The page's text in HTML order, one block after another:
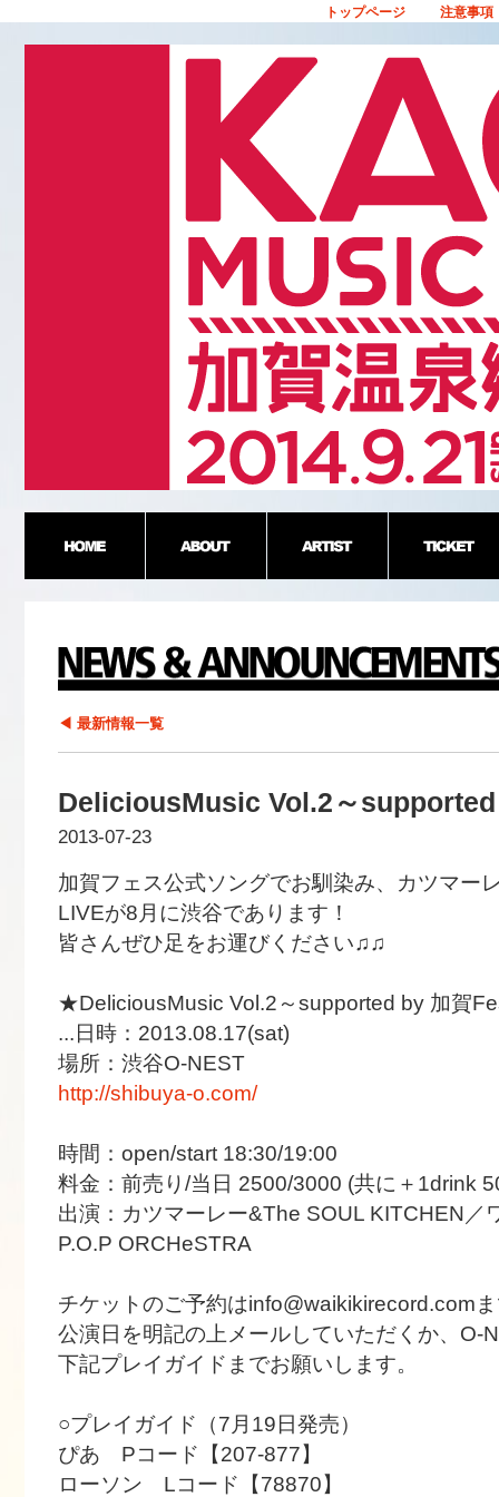
トップページ 注意事項
◀ 最新情報一覧
DeliciousMusic Vol.2～
2013-07-23
加賀フェス公式ソングでお馴染み、カツマー
LIVEが8月に渋谷であります！
皆さんぜひ足をお運びください♫♫
★DeliciousMusic Vol.2～supported by 加賀
... 日時：2013.08.17(sat)
場所：渋谷O-NEST
http://shibuya-o.com/
時間：open/start 18:30/19:00
料金：前売り/当日 2500/3000 (共に＋1drink
出演：カツマーレー&The SOUL KITCHEN／
P.O.P ORCHeSTRA
チケットのご予約はinfo@waikikirecord.com
公演日を明記の上メールしていただくか、O-
下記プレイガイドまでお願いします。
○プレイガイド（7月19日発売）
ぴあ Pコード【207-877】
ローソン Lコード【78870】